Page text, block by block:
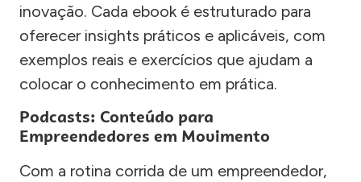
inovação. Cada ebook é estruturado para
oferecer insights práticos e aplicáveis, com
exemplos reais e exercícios que ajudam a
colocar o conhecimento em prática.
Podcasts: Conteúdo para
Empreendedores em Movimento
Com a rotina corrida de um empreendedor,